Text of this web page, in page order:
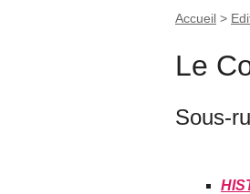
Accueil >
Le
Sous-